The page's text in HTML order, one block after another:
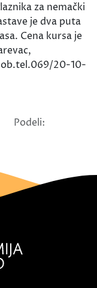
za nemački
je dva puta
Cena kursa je
20-10-
Podeli: